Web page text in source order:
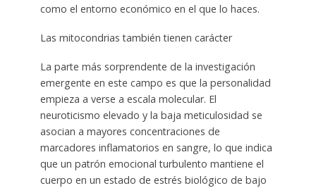
como el entorno económico en el que lo haces.
Las mitocondrias también tienen carácter
La parte más sorprendente de la investigación
emergente en este campo es que la personalidad
empieza a verse a escala molecular. El
neuroticismo elevado y la baja meticulosidad se
asocian a mayores concentraciones de
marcadores inflamatorios en sangre, lo que indica
que un patrón emocional turbulento mantiene el
cuerpo en un estado de estrés biológico de bajo